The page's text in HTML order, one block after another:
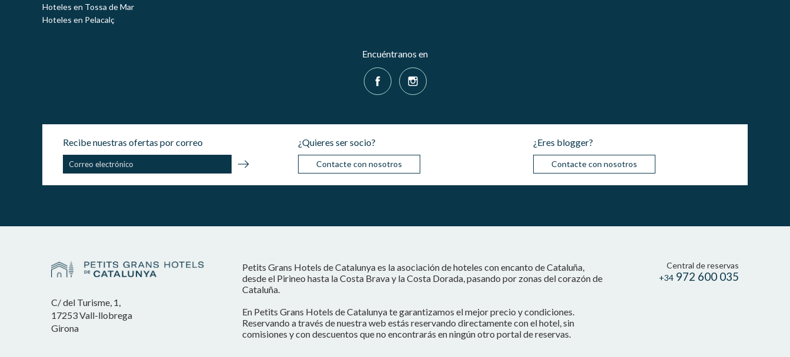
Hoteles en Tossa de Mar
Hoteles en Pelacalç
Encuéntranos en
Recibe nuestras ofertas por correo ¿Quieres ser socio?
Contacte con nosotros
¿Eres blogger?
Contacte con nosotros
C/ del Turisme, 1,
17253 Vall-llobrega
Girona
Petits Grans Hotels de Catalunya es la asociación de hoteles con encanto de Cataluña,
desde el Pirineo hasta la Costa Brava y la Costa Dorada, pasando por zonas del corazón de
Cataluña.
En Petits Grans Hotels de Catalunya te garantizamos el mejor precio y condiciones.
Reservando a través de nuestra web estás reservando directamente con el hotel, sin
comisiones y con descuentos que no encontrarás en ningún otro portal de reservas.
Central de reservas
+34 972 600 035